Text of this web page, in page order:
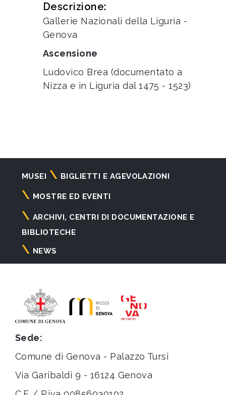
Descrizione:
Gallerie Nazionali della Liguria -
Genova
Ascensione
Ludovico Brea (documentato a
Nizza e in Liguria dal 1475 - 1523)
Navigazione
principale
MUSEI BIGLIETTI E AGEVOLAZIONI
MOSTRE ED EVENTI
ARCHIVI, CENTRI DI DOCUMENTAZIONE E
BIBLIOTECHE
NEWS
Sede:
Comune di Genova - Palazzo Tursi
Via Garibaldi 9 - 16124 Genova